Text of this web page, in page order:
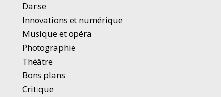
Danse
Innovations et numérique
Musique et opéra
Photographie
Théâtre
Bons plans
Critique